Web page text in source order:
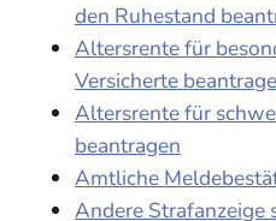
den Ruhestand
Altersrente für
Versicherte
Altersrente für
beantragen
Amtliche
Andere Strafanzeige